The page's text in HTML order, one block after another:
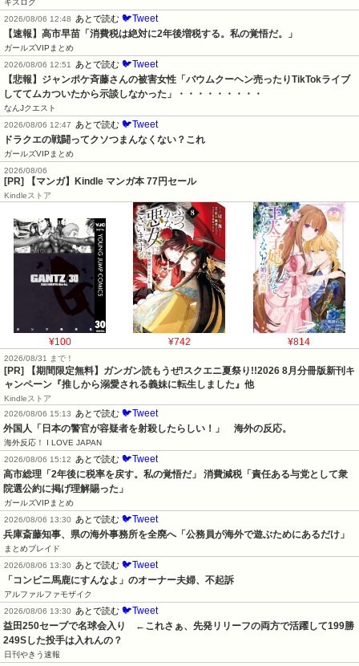
キスログ
2026/08/06 12:48
あとで読む 🐦Tweet
【速報】高市早苗「消費税は絶対に2年後増税する。私の覚悟だ。」
ガールズVIPまとめ
2026/08/06 12:51
あとで読む 🐦Tweet
【悲報】ジャンポケ斉藤さんの被害女性「バウムクーヘン売ったりTikTokライブ
しててムカついたから示談しなかった」・・・・・・・・・
なんJクエスト
2026/08/06 12:47
あとで読む 🐦Tweet
ドラクエの戦闘ってクソつまんなくない？これ
ガールズVIPまとめ
2026/08/06
[PR] 【マンガ】Kindle マンガ本 77円セール
Kindleストア
¥100 ¥742 ¥814
2026/08/31 まで！
[PR] 【期間限定無料】ガンガン読もうぜ!スクエニ夏祭り!!2026 8月分冊版新刊キ
ャンペーン『推しから溺愛される義妹に転生しました』他
Kindleストア
2026/08/06 15:13
あとで読む 🐦Tweet
外国人「日本の警官が容疑者を射殺したらしい！」　海外の反応。
海外反応！ I LOVE JAPAN
2026/08/06 15:12
あとで読む 🐦Tweet
高市総理「2年後に税率を戻す。私の覚悟だ」 消費減税「責任ある与党として衆
院選公約に掲げ理解賜った」
ガールズVIPまとめ
2026/08/06 13:30
あとで読む 🐦Tweet
兵庫斎藤知事、県の海外事務所を全廃へ「公務員が海外で遊ぶためにあるだけ」
まとめブレイド
2026/08/06 13:30
あとで読む 🐦Tweet
「コンビニ馬鹿にすんなよ」のオーナー夫婦、不起訴
アルファルファモザイク
2026/08/06 13:30
あとで読む 🐦Tweet
益田250セーブで名球会入り　←これさぁ、先発リリーフの両方で活躍して199勝
249Sした投手は入れんの？
日刊やきう速報